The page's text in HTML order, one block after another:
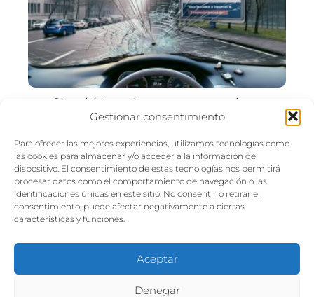
Gestionar consentimiento
Para ofrecer las mejores experiencias, utilizamos tecnologías como
las cookies para almacenar y/o acceder a la información del
dispositivo. El consentimiento de estas tecnologías nos permitirá
procesar datos como el comportamiento de navegación o las
identificaciones únicas en este sitio. No consentir o retirar el
consentimiento, puede afectar negativamente a ciertas
características y funciones.
Aceptar
Denegar
Should I use insurance to replace
windshield?
Seguro Estados Unidos Seguro de auto
Los mejores seguros de viaje para estados Unidos